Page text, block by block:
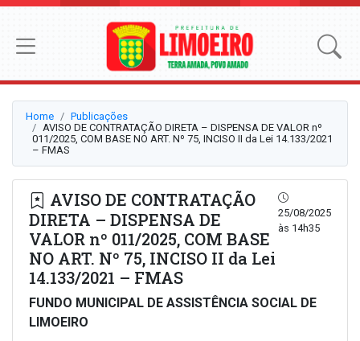
Home
Publicações
AVISO DE CONTRATAÇÃO DIRETA – DISPENSA DE VALOR nº
011/2025, COM BASE NO ART. Nº 75, INCISO II da Lei 14.133/2021
– FMAS
AVISO DE CONTRATAÇÃO
DIRETA – DISPENSA DE
VALOR nº 011/2025, COM BASE
NO ART. Nº 75, INCISO II da Lei
14.133/2021 – FMAS
25/08/2025
às 14h35
FUNDO MUNICIPAL DE ASSISTÊNCIA SOCIAL DE
LIMOEIRO